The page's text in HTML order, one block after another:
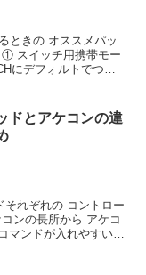
ときの オススメパッ
① スイッチ用携帯モー
ドとアケコンの違
それぞれの コントロー
ンの長所から アケコ